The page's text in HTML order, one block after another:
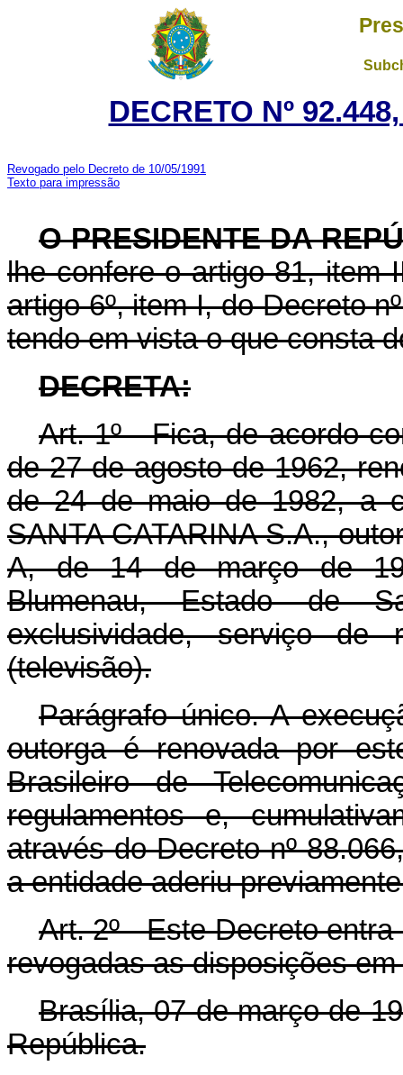
DECRETO Nº
Revogado pelo Decreto de 10/05/1991
Texto para impressão
O PRESIDENTE DA
lhe confere o artigo 81, item
artigo 6º, item I, do Decreto
tendo em vista o que consta
DECRETA:
Art. 1º - Fica, de acordo
de 27 de agosto de 1962,
de 24 de maio de 1982, a
SANTA CATARINA S.A.,
A, de 14 de março de
Blumenau, Estado de
exclusividade, serviço de
(televisão).
Parágrafo único. A
outorga é renovada por
Brasileiro de
regulamentos e,
através do Decreto nº
a entidade aderiu
Art. 2º - Este Decreto
revogadas as disposições
Brasília, 07 de março de
República.